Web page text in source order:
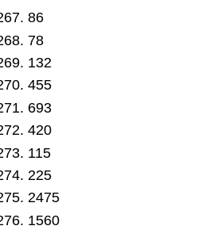
86
78
132
455
693
420
115
225
2475
1560